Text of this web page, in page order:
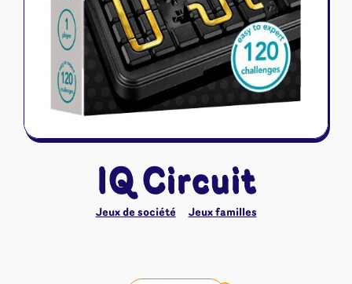
IQ Circuit
Jeux de société Jeux familles